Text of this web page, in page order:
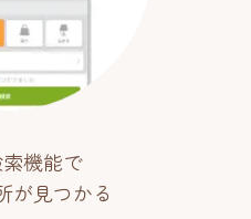
機能で
が見つかる